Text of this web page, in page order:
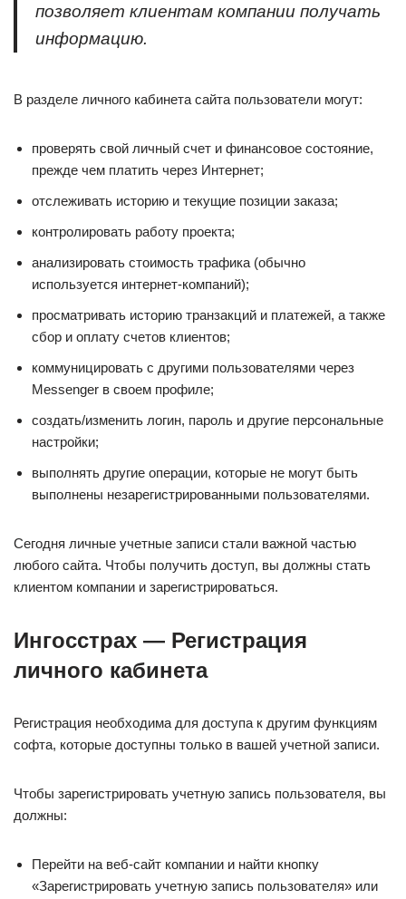
позволяет клиентам компании получать
информацию.
В разделе личного кабинета сайта пользователи могут:
проверять свой личный счет и финансовое состояние,
прежде чем платить через Интернет;
отслеживать историю и текущие позиции заказа;
контролировать работу проекта;
анализировать стоимость трафика (обычно
используется интернет-компаний);
просматривать историю транзакций и платежей, а также
сбор и оплату счетов клиентов;
коммуницировать с другими пользователями через
Messenger в своем профиле;
создать/изменить логин, пароль и другие персональные
настройки;
выполнять другие операции, которые не могут быть
выполнены незарегистрированными пользователями.
Сегодня личные учетные записи стали важной частью
любого сайта. Чтобы получить доступ, вы должны стать
клиентом компании и зарегистрироваться.
Ингосстрах — Регистрация
личного кабинета
Регистрация необходима для доступа к другим функциям
софта, которые доступны только в вашей учетной записи.
Чтобы зарегистрировать учетную запись пользователя, вы
должны:
Перейти на веб-сайт компании и найти кнопку
«Зарегистрировать учетную запись пользователя» или